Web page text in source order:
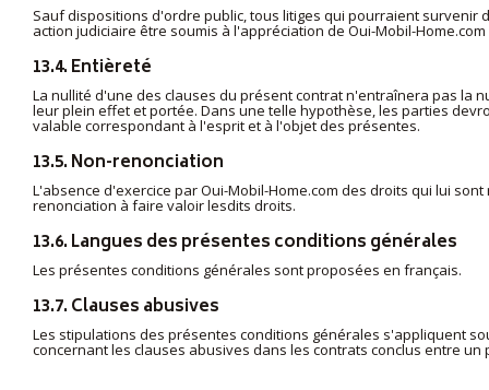
Sauf dispositions d'ordre public, tous litiges qui pourraient
action judiciaire être soumis à l'appréciation de Oui-Mobil-
13.4. Entièreté
La nullité d'une des clauses du présent contrat n'entraînera pas la
leur plein effet et portée. Dans une telle hypothèse, les parties
valable correspondant à l'esprit et à l'objet des présentes.
13.5. Non-renonciation
L'absence d'exercice par Oui-Mobil-Home.com des droits qui lui
renonciation à faire valoir lesdits droits.
13.6. Langues des présentes conditions générales
Les présentes conditions générales sont proposées en français.
13.7. Clauses abusives
Les stipulations des présentes conditions générales s'appliquent
concernant les clauses abusives dans les contrats conclus entre